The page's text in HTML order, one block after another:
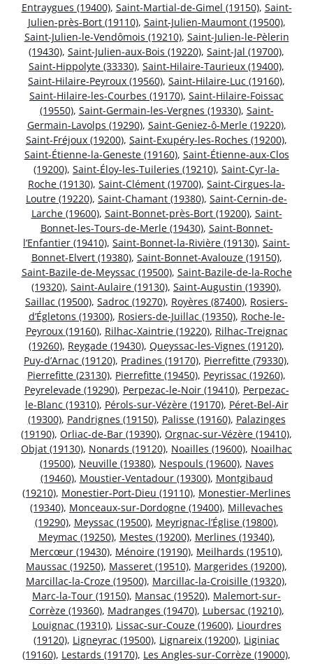
Entraygues (19400), Saint-Martial-de-Gimel (19150), Saint-
Julien-près-Bort (19110), Saint-Julien-Maumont (19500),
Saint-Julien-le-Vendômois (19210), Saint-Julien-le-Pèlerin
(19430), Saint-Julien-aux-Bois (19220), Saint-Jal (19700),
Saint-Hippolyte (33330), Saint-Hilaire-Taurieux (19400),
Saint-Hilaire-Peyroux (19560), Saint-Hilaire-Luc (19160),
Saint-Hilaire-les-Courbes (19170), Saint-Hilaire-Foissac
(19550), Saint-Germain-les-Vergnes (19330), Saint-
Germain-Lavolps (19290), Saint-Geniez-ô-Merle (19220),
Saint-Fréjoux (19200), Saint-Exupéry-les-Roches (19200),
Saint-Étienne-la-Geneste (19160), Saint-Étienne-aux-Clos
(19200), Saint-Éloy-les-Tuileries (19210), Saint-Cyr-la-
Roche (19130), Saint-Clément (19700), Saint-Cirgues-la-
Loutre (19220), Saint-Chamant (19380), Saint-Cernin-de-
Larche (19600), Saint-Bonnet-près-Bort (19200), Saint-
Bonnet-les-Tours-de-Merle (19430), Saint-Bonnet-
l’Enfantier (19410), Saint-Bonnet-la-Rivière (19130), Saint-
Bonnet-Elvert (19380), Saint-Bonnet-Avalouze (19150),
Saint-Bazile-de-Meyssac (19500), Saint-Bazile-de-la-Roche
(19320), Saint-Aulaire (19130), Saint-Augustin (19390),
Saillac (19500), Sadroc (19270), Royères (87400), Rosiers-
d’Égletons (19300), Rosiers-de-Juillac (19350), Roche-le-
Peyroux (19160), Rilhac-Xaintrie (19220), Rilhac-Treignac
(19260), Reygade (19430), Queyssac-les-Vignes (19120),
Puy-d’Arnac (19120), Pradines (19170), Pierrefitte (79330),
Pierrefitte (23130), Pierrefitte (19450), Peyrissac (19260),
Peyrelevade (19290), Perpezac-le-Noir (19410), Perpezac-
le-Blanc (19310), Pérols-sur-Vézère (19170), Péret-Bel-Air
(19300), Pandrignes (19150), Palisse (19160), Palazinges
(19190), Orliac-de-Bar (19390), Orgnac-sur-Vézère (19410),
Objat (19130), Nonards (19120), Noailles (19600), Noailhac
(19500), Neuville (19380), Nespouls (19600), Naves
(19460), Moustier-Ventadour (19300), Montgibaud
(19210), Monestier-Port-Dieu (19110), Monestier-Merlines
(19340), Monceaux-sur-Dordogne (19400), Millevaches
(19290), Meyssac (19500), Meyrignac-l’Église (19800),
Meymac (19250), Mestes (19200), Merlines (19340),
Mercœur (19430), Ménoire (19190), Meilhards (19510),
Maussac (19250), Masseret (19510), Margerides (19200),
Marcillac-la-Croze (19500), Marcillac-la-Croisille (19320),
Marc-la-Tour (19150), Mansac (19520), Malemort-sur-
Corrèze (19360), Madranges (19470), Lubersac (19210),
Louignac (19310), Lissac-sur-Couze (19600), Liourdres
(19120), Ligneyrac (19500), Lignareix (19200), Liginiac
(19160), Lestards (19170), Les Angles-sur-Corrèze (19000),